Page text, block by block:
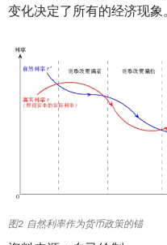
变化决定了所有的经济现象
图2 自然利率作为货币政策的锚